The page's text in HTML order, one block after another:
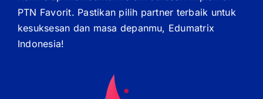
PTN Favorit. Pastikan pilih partner terbaik untuk
kesuksesan dan masa depanmu, Edumatrix
Indonesia!